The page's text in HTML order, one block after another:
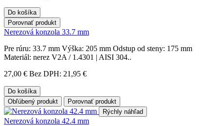
Do košíka
Porovnať produkt
Nerezová konzola 33.7 mm
Pre rúru: 33.7 mm Výška: 205 mm Odstup od steny: 175 mm
Materiál: nerez V2A / 1.4301 | AISI 304..
27,00 € Bez DPH: 21,95 €
Do košíka
Obľúbený produkt
Porovnať produkt
Rýchly náhľad
Nerezová konzola 42.4 mm